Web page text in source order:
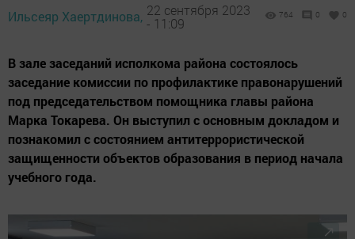
Ильсеяр Хаертдинова, 22 сентября 2023
- 11:09
764 0 0
В зале заседаний исполкома района состоялось
заседание комиссии по профилактике правонарушений
под председательством помощника главы района
Марка Токарева. Он выступил с основным докладом и
познакомил с состоянием антитеррористической
защищенности объектов образования в период начала
учебного года.